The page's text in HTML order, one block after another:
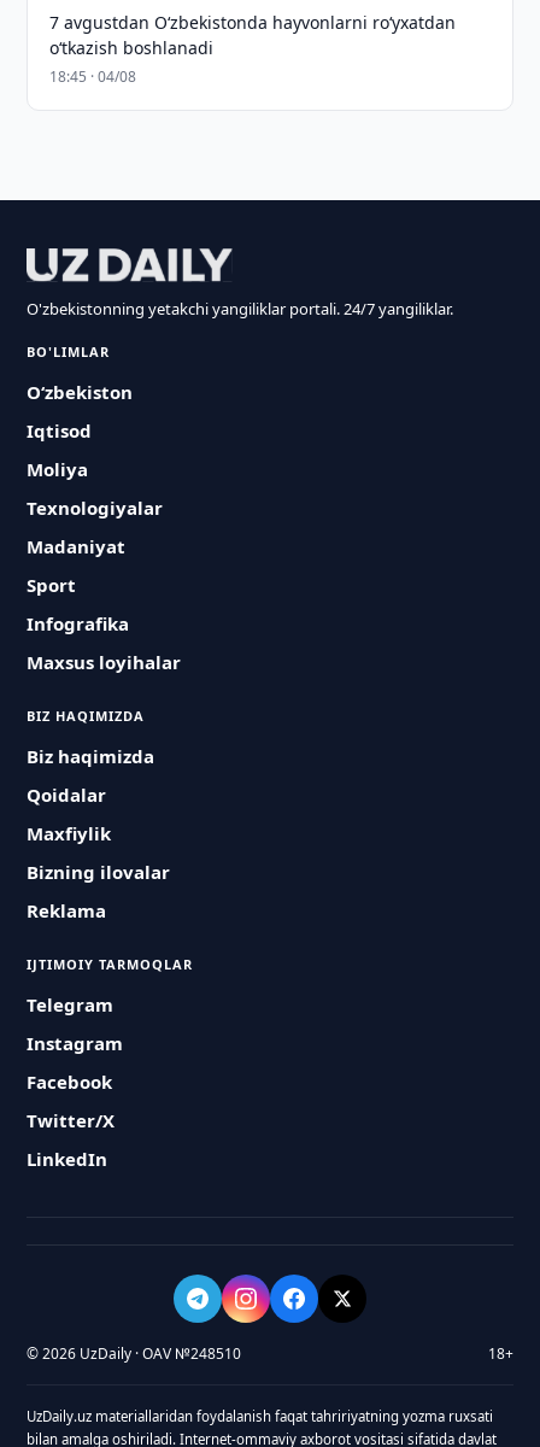
7 avgustdan O‘zbekistonda hayvonlarni ro‘yxatdan
o‘tkazish boshlanadi
18:45 · 04/08
O'zbekistonning yetakchi yangiliklar portali. 24/7 yangiliklar.
BO'LIMLAR
O‘zbekiston
Iqtisod
Moliya
Texnologiyalar
Madaniyat
Sport
Infografika
Maxsus loyihalar
BIZ HAQIMIZDA
Biz haqimizda
Qoidalar
Maxfiylik
Bizning ilovalar
Reklama
IJTIMOIY TARMOQLAR
Telegram
Instagram
Facebook
Twitter/X
LinkedIn
© 2026 UzDaily · OAV №248510 18+
UzDaily.uz materiallaridan foydalanish faqat tahririyatning yozma ruxsati
bilan amalga oshiriladi. Internet-ommaviy axborot vositasi sifatida davlat